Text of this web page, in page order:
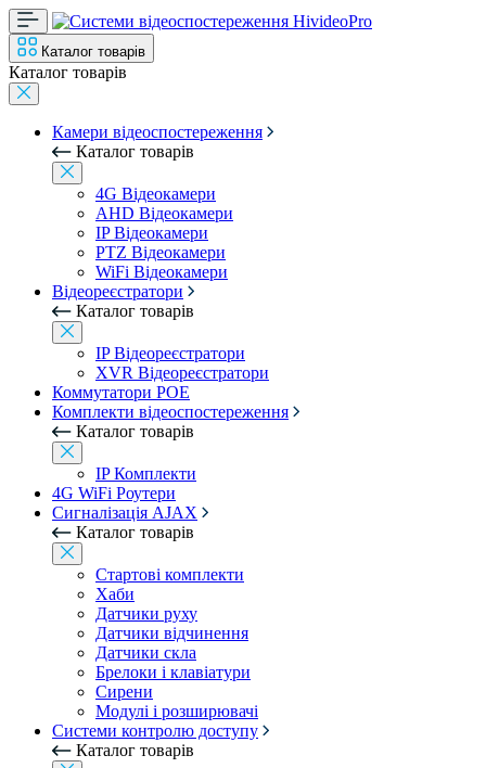
Каталог товарів
Каталог товарів
Камери відеоспостереження
Каталог товарів
4G Відеокамери
AHD Відеокамери
IP Відеокамери
PTZ Відеокамери
WiFi Відеокамери
Відеореєстратори
Каталог товарів
IP Відеореєстратори
XVR Відеореєстратори
Коммутатори POE
Комплекти відеоспостереження
Каталог товарів
IP Комплекти
4G WiFi Роутери
Сигналізація AJAX
Каталог товарів
Стартові комплекти
Хаби
Датчики руху
Датчики відчинення
Датчики скла
Брелоки і клавіатури
Сирени
Модулі і розширювачі
Системи контролю доступу
Каталог товарів